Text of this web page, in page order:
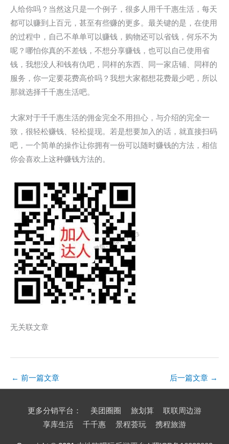
人给你吗？当然这只是一个例子，很多人用千千惠生活，每天
都可以赚到上百元，甚至有些赚的更多。最关键的是，在使用
的过程中，自己不单单可以赚钱，购物还可以省钱，何乐不为
呢？哪怕你真的不差钱，不想分享赚钱，也可以自己使用省
钱，我想没人和钱有仇吧，同样的东西、同一家店铺、同样的
服务，你一定要花费高价吗？我想大家都想花费最少吧，所以
那就选择千千惠生活吧。
大家对于千千惠生活的佣金完全不用担心，与介绍的完全一
致，很轻松赚钱、轻松提现。若是想要加入的话，就直接扫码
吧，一个简单的操作让你拥有一份可以随时赚钱的方法，相信
你会喜欢上这种赚钱方法的。
无关联文章
← 前一篇文章 后一篇文章 →
更多分销平台： 美团圈圈 旅划算
联联周边游
享库生活
千千惠 景程荟玩 携程旅游